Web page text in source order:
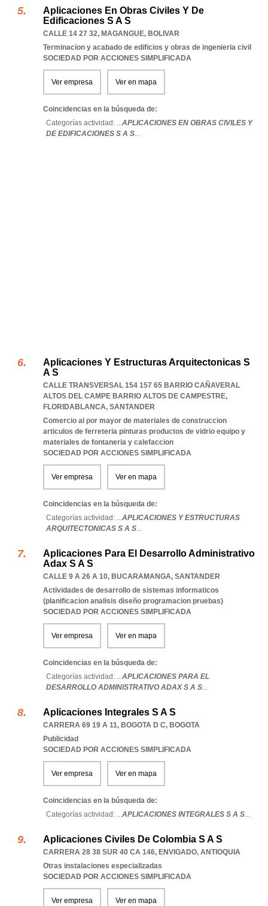
Aplicaciones En Obras Civiles Y De
Edificaciones S A S
CALLE 14 27 32, MAGANGUE, BOLIVAR
Terminacion y acabado de edificios y obras de ingenieria civil
SOCIEDAD POR ACCIONES SIMPLIFICADA
Ver empresa Ver en mapa
Coincidencias en la búsqueda de:
Categorías actividad: ...APLICACIONES EN OBRAS CIVILES Y
DE EDIFICACIONES S A S...
Aplicaciones Y Estructuras Arquitectonicas S
A S
CALLE TRANSVERSAL 154 157 65 BARRIO CAÑAVERAL
ALTOS DEL CAMPE BARRIO ALTOS DE CAMPESTRE,
FLORIDABLANCA, SANTANDER
Comercio al por mayor de materiales de construccion
articulos de ferreteria pinturas productos de vidrio equipo y
materiales de fontaneria y calefaccion
SOCIEDAD POR ACCIONES SIMPLIFICADA
Ver empresa Ver en mapa
Coincidencias en la búsqueda de:
Categorías actividad: ...APLICACIONES Y ESTRUCTURAS
ARQUITECTONICAS S A S...
Aplicaciones Para El Desarrollo Administrativo
Adax S A S
CALLE 9 A 26 A 10, BUCARAMANGA, SANTANDER
Actividades de desarrollo de sistemas informaticos
(planificacion analisis diseño programacion pruebas)
SOCIEDAD POR ACCIONES SIMPLIFICADA
Ver empresa Ver en mapa
Coincidencias en la búsqueda de:
Categorías actividad: ...APLICACIONES PARA EL
DESARROLLO ADMINISTRATIVO ADAX S A S...
Aplicaciones Integrales S A S
CARRERA 69 19 A 11, BOGOTA D C, BOGOTA
Publicidad
SOCIEDAD POR ACCIONES SIMPLIFICADA
Ver empresa Ver en mapa
Coincidencias en la búsqueda de:
Categorías actividad: ...APLICACIONES INTEGRALES S A S...
Aplicaciones Civiles De Colombia S A S
CARRERA 28 38 SUR 40 CA 146, ENVIGADO, ANTIOQUIA
Otras instalaciones especializadas
SOCIEDAD POR ACCIONES SIMPLIFICADA
Ver empresa Ver en mapa